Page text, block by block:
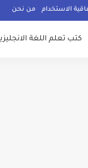
الاستخدام من نحن
كتب تعلم اللغة